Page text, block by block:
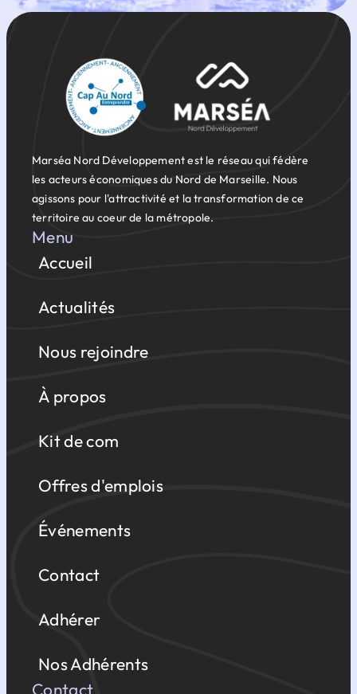
Marséa Nord Développement est le réseau qui fédère
les acteurs économiques du Nord de Marseille. Nous
agissons pour l'attractivité et la transformation de ce
territoire au coeur de la métropole.
Menu
Accueil
Actualités
Nous rejoindre
À propos
Kit de com
Offres d'emplois
Événements
Contact
Adhérer
Nos Adhérents
Contact